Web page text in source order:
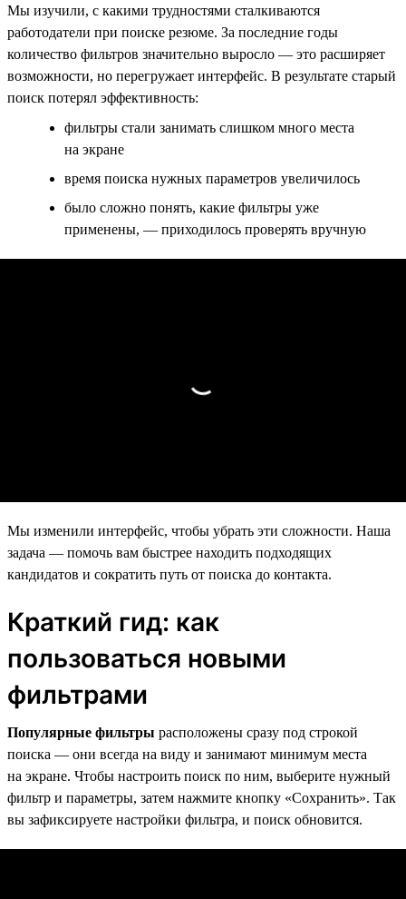
Мы изучили, с какими трудностями сталкиваются
работодатели при поиске резюме. За последние годы
количество фильтров значительно выросло — это расширяет
возможности, но перегружает интерфейс. В результате старый
поиск потерял эффективность:
фильтры стали занимать слишком много места
на экране
время поиска нужных параметров увеличилось
было сложно понять, какие фильтры уже
применены, — приходилось проверять вручную
Мы изменили интерфейс, чтобы убрать эти сложности. Наша
задача — помочь вам быстрее находить подходящих
кандидатов и сократить путь от поиска до контакта.
Краткий гид: как
пользоваться новыми
фильтрами
Популярные фильтры расположены сразу под строкой
поиска — они всегда на виду и занимают минимум места
на экране. Чтобы настроить поиск по ним, выберите нужный
фильтр и параметры, затем нажмите кнопку «Сохранить». Так
вы зафиксируете настройки фильтра, и поиск обновится.